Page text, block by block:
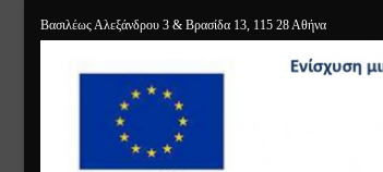
Βασιλέως Αλεξάνδρου 3 & Βρασίδα 13, 115 28 Αθήνα